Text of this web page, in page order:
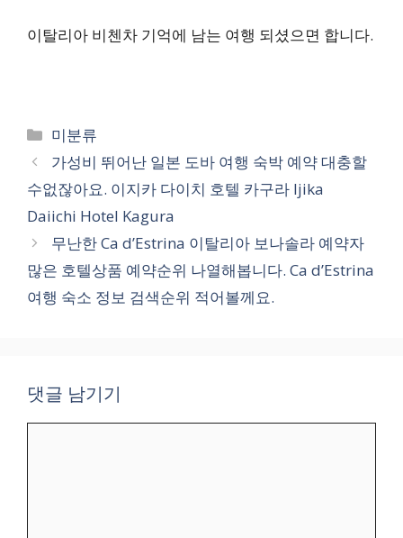
이탈리아 비첸차 기억에 남는 여행 되셨으면 합니다.
카
테
고
리
미분류
가성비 뛰어난 일본 도바 여행 숙박 예약 대충할
수없잖아요. 이지카 다이치 호텔 카구라 Ijika
Daiichi Hotel Kagura
무난한 Ca d’Estrina 이탈리아 보나솔라 예약자
많은 호텔상품 예약순위 나열해봅니다. Ca d’Estrina
여행 숙소 정보 검색순위 적어볼께요.
댓글 남기기